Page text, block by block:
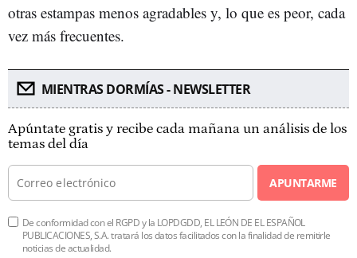
otras estampas menos agradables y, lo que es peor, cada
vez más frecuentes.
MIENTRAS DORMÍAS - NEWSLETTER
Apúntate gratis y recibe cada mañana un análisis de los
temas del día
APUNTARME
De conformidad con el RGPD y la LOPDGDD, EL LEÓN DE EL ESPAÑOL
PUBLICACIONES, S.A. tratará los datos facilitados con la finalidad de remitirle
noticias de actualidad.